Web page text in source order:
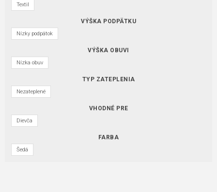
Textil
VÝŠKA PODPÄTKU
Nízky podpätok
VÝŠKA OBUVI
Nízka obuv
TYP ZATEPLENIA
Nezateplené
VHODNÉ PRE
Dievča
FARBA
Šedá